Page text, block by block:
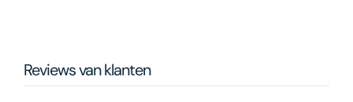
Reviews van klanten